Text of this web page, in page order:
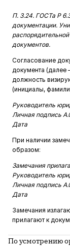
П. 3.24. ГОСТа Р
документации.
документов.
Согласование
документа (далее
должность
(инициалы,
Руководитель
Личная подпись
Дата
При наличии
образом:
Замечания
Руководитель
Личная подпись
Дата
Замечания
прилагают к
По усмотрению